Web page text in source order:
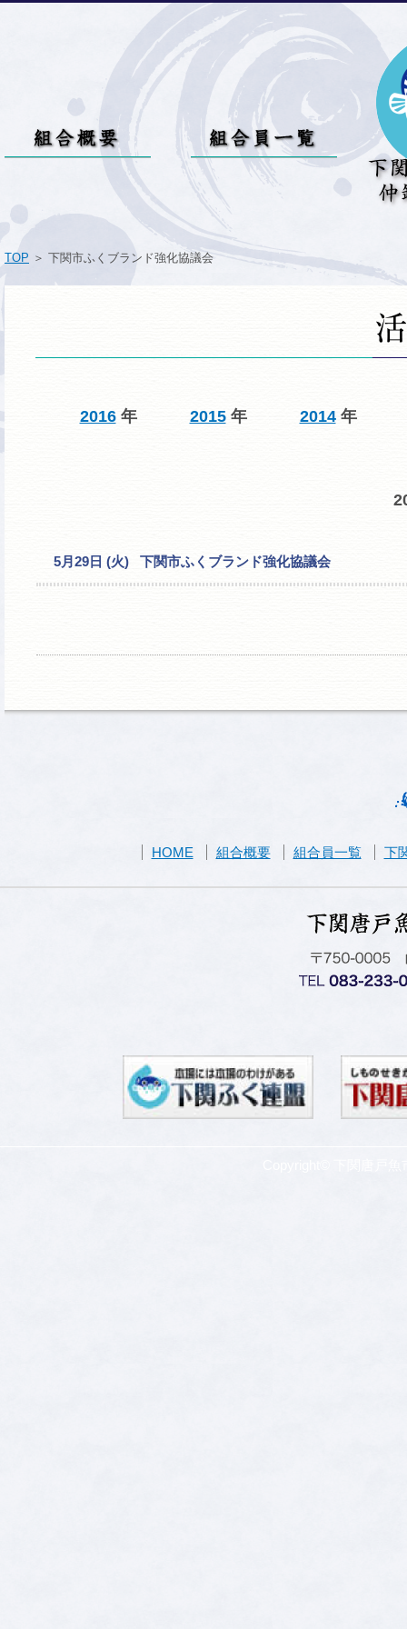
TOP ＞ 下関市ふくブランド強化協議会
2016年 2015年 2014年
5月29日 (火) 下関市ふくブランド強化協議会
HOME 組合概要 組合員一覧 下